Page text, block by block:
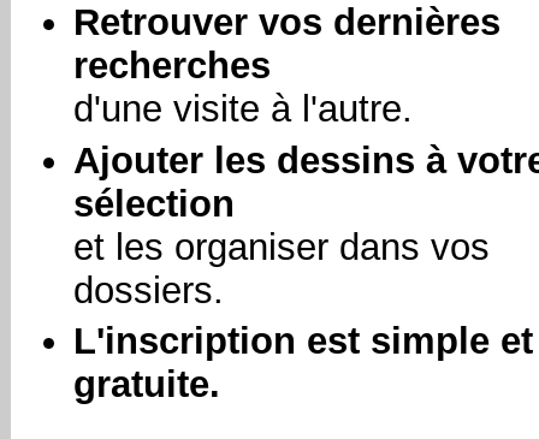
Retrouver vos dernières
recherches
d'une visite à l'autre.
Ajouter les dessins à
sélection
et les organiser dans vos
dossiers.
L'inscription est simple et
gratuite.